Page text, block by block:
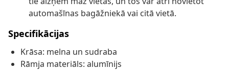
automašīnas bagāžniekā vai citā vietā.
Specifikācijas
Krāsa: melna un sudraba
Rāmja materiāls: alumīnijs